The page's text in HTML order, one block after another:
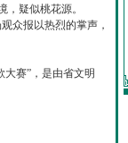
，疑似桃花源。
众报以热烈的掌声，
赛”，是由省文明